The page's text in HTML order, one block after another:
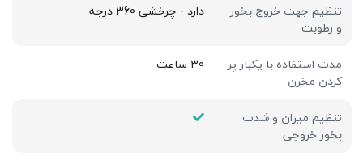
تنظیم جهت خروج بخور
و رطوبت
دارد - چرخشی 360 درجه
مدت استفاده با یکبار پر
کردن مخرن
30 ساعت
تنظیم میزان و شدت
بخور خروجی